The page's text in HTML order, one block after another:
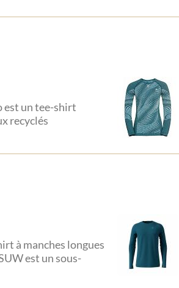
est un tee-shirt
recyclés
à manches longues
est un sous-